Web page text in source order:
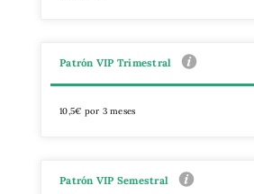
Patrón VIP Trimestral
10,5€ por 3 meses
Patrón VIP Semestral